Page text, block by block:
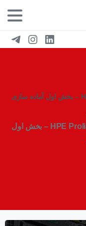
عیب یابی در سرورهای HPE Proliant Gen10 – بخش اول